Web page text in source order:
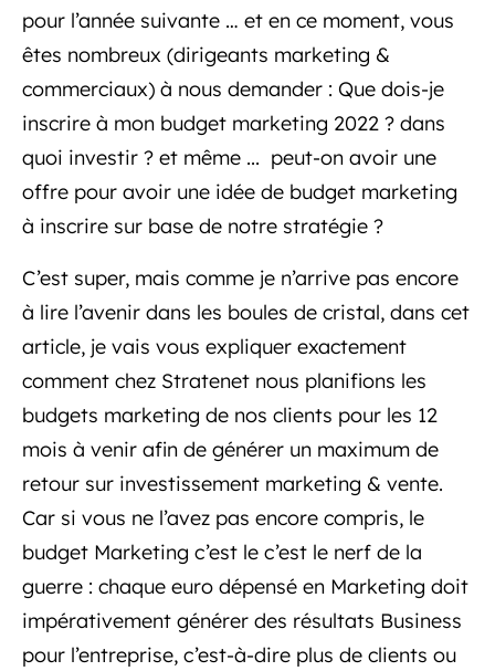
pour l’année suivante … et en ce moment, vous
êtes nombreux (dirigeants marketing &
commerciaux) à nous demander : Que dois-je
inscrire à mon budget marketing 2022 ? dans
quoi investir ? et même ... peut-on avoir une
offre pour avoir une idée de budget marketing
à inscrire sur base de notre stratégie ?
C’est super, mais comme je n’arrive pas encore
à lire l’avenir dans les boules de cristal, dans cet
article, je vais vous expliquer exactement
comment chez Stratenet nous planifions les
budgets marketing de nos clients pour les 12
mois à venir afin de générer un maximum de
retour sur investissement marketing & vente.
Car si vous ne l’avez pas encore compris, le
budget Marketing c’est le c’est le nerf de la
guerre : chaque euro dépensé en Marketing doit
impérativement générer des résultats Business
pour l’entreprise, c’est-à-dire plus de clients ou